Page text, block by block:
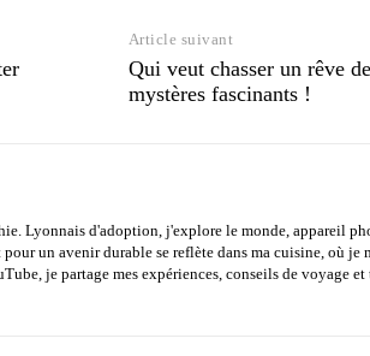
Article suivant
Qui veut chasser un rêve
mystères fascinants !
Lyonnais d'adoption, j'explore le monde, appareil
un avenir durable se reflète dans ma cuisine, où je
je partage mes expériences, conseils de voyage